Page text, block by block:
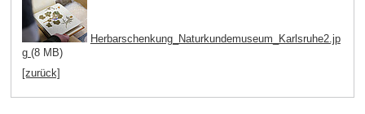
Herbarschenkung_Naturkundemuseum_Karlsruhe2.jp
g (8 MB)
[zurück]